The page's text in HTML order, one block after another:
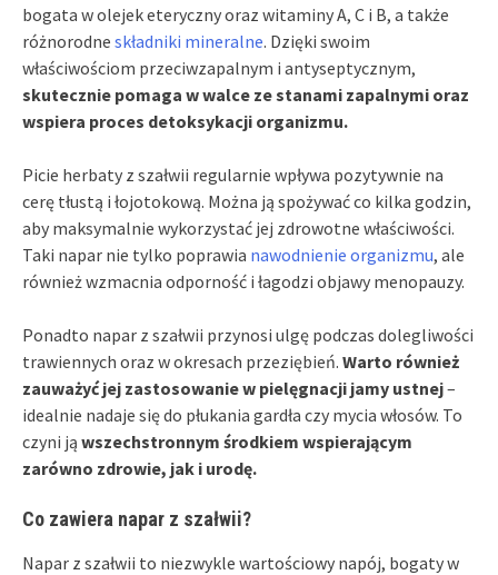
bogata w olejek eteryczny oraz witaminy A, C i B, a także
różnorodne składniki mineralne. Dzięki swoim
właściwościom przeciwzapalnym i antyseptycznym,
skutecznie pomaga w walce ze stanami zapalnymi oraz
wspiera proces detoksykacji organizmu.
Picie herbaty z szałwii regularnie wpływa pozytywnie na
cerę tłustą i łojotokową. Można ją spożywać co kilka godzin,
aby maksymalnie wykorzystać jej zdrowotne właściwości.
Taki napar nie tylko poprawia nawodnienie organizmu, ale
również wzmacnia odporność i łagodzi objawy menopauzy.
Ponadto napar z szałwii przynosi ulgę podczas dolegliwości
trawiennych oraz w okresach przeziębień. Warto również
zauważyć jej zastosowanie w pielęgnacji jamy ustnej–
idealnie nadaje się do płukania gardła czy mycia włosów. To
czyni ją wszechstronnym środkiem wspierającym
zarówno zdrowie, jak i urodę.
Co zawiera napar z szałwii?
Napar z szałwii to niezwykle wartościowy napój, bogaty w